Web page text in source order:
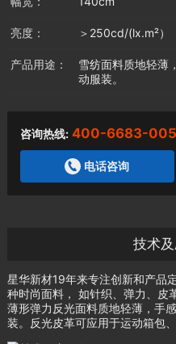
亮度： ＞250cd/(lx.m²）
产品用途：
雪纺面料质地轻薄
动服装。
咨询热线: 400-6683-005
电话咨询
技术
星华新材19年来专注创新和产品
种时尚面料， 如针织、弹力、皮
薄形弹力反光面料质地轻薄，手
装。反光皮革可应用于运动箱包